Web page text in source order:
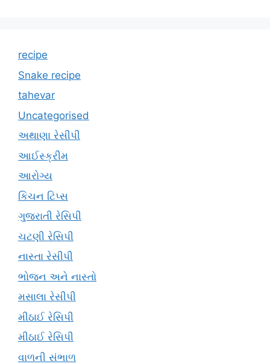
recipe
Snake recipe
tahevar
Uncategorised
અથાણા રેસીપી
આઈસ્ક્રીમ
આરોગ્ય
કિચન ટિપ્સ
ગુજરાતી રેસિપી
ચટણી રેસિપી
નાસ્તા રેસીપી
ભોજન અને નાસ્તો
મસાલા રેસીપી
મીઠાઈ રેસિપી
મીઠાઈ રેસિપી
વાળની સંભાળ